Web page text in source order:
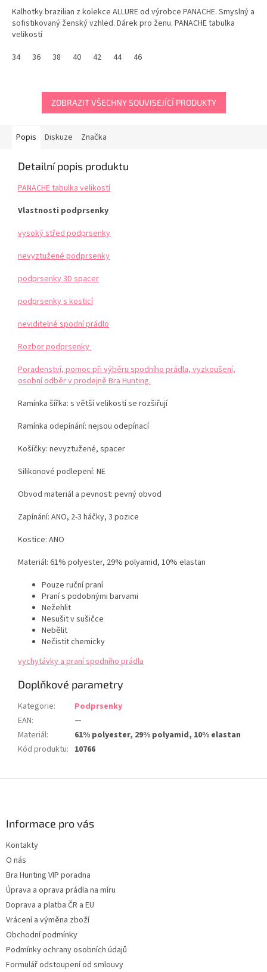
Kalhotky brazilian z kolekce ALLURE od výrobce PANACHE. Smyslný a
sofistikovaný ženský vzhled. Dárek pro ženu. PANACHE tabulka
velikostí
34
36 38 40 42 44 46
ZOBRAZIT VŠECHNY SOUVISEJÍCÍ PRODUKTY
Popis Diskuze Značka
Detailní popis produktu
PANACHE tabulka velikostí
Vlastnosti podprsenky
vysoký střed podprsenky
nevyztužené podprsenky
podprsenky 3D spacer
podprsenky s kosticí
neviditelné spodní prádlo
Rozbor podprsenky
Poradenství, pomoc při výběru spodního prádla, vyzkoušení,
osobní odběr v prodejně Bra Hunting.
Ramínka šířka: s větší velikostí se rozšiřují
Ramínka odepínání: nejsou odepínací
Košíčky: nevyztužené, spacer
Silikonové podlepení: NE
Obvod materiál a pevnost: pevný obvod
Zapínání: ANO, 2-3 háčky, 3 pozice
Kostice: ANO
Materiál: 61% polyester, 29% polyamid, 10% elastan
Pouze ruční praní
Praní s podobnými barvami
Nežehlit
Nesušit v sušičce
Nebělit
Nečistit chemicky
vychytávky a praní spodního prádla
Doplňkové parametry
Kategorie:
Podprsenky
EAN:
—
Materiál:
61% polyester, 29% polyamid, 10% elastan
Kód produktu: 10766
Informace pro vás
Kontakty
O nás
Bra Hunting VIP poradna
Úprava a oprava prádla na míru
Doprava a platba ČR a EU
Vrácení a výměna zboží
Obchodní podmínky
Podmínky ochrany osobních údajů
Formulář odstoupení od smlouvy